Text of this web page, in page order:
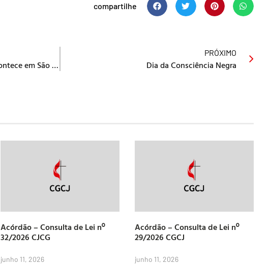
compartilhe
Reunião do Colégio Episcopal acontece em São Paulo
PRÓXIMO
Dia da Consciência Negra
Acórdão – Consulta de Lei nº
32/2026 CJCG
junho 11, 2026
Acórdão – Consulta de Lei nº
29/2026 CGCJ
junho 11, 2026